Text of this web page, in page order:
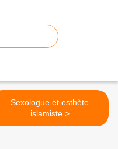
Sexologue et esthète
islamiste >